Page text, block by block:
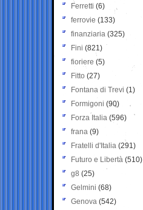
Ferretti (6)
ferrovie (133)
finanziaria (325)
Fini (821)
fioriere (5)
Fitto (27)
Fontana di Trevi (1)
Formigoni (90)
Forza Italia (596)
frana (9)
Fratelli d'Italia (291)
Futuro e Libertà (510)
g8 (25)
Gelmini (68)
Genova (542)